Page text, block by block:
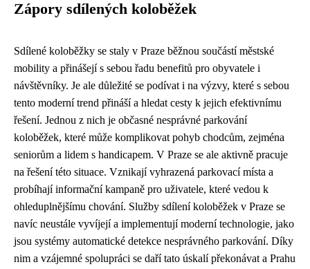
Zápory sdílených koloběžek
Sdílené koloběžky se staly v Praze běžnou součástí městské
mobility a přinášejí s sebou řadu benefitů pro obyvatele i
návštěvníky. Je ale důležité se podívat i na výzvy, které s sebou
tento moderní trend přináší a hledat cesty k jejich efektivnímu
řešení. Jednou z nich je občasné nesprávné parkování
koloběžek, které může komplikovat pohyb chodcům, zejména
seniorům a lidem s handicapem. V Praze se ale aktivně pracuje
na řešení této situace. Vznikají vyhrazená parkovací místa a
probíhají informační kampaně pro uživatele, které vedou k
ohleduplnějšímu chování. Služby sdílení koloběžek v Praze se
navíc neustále vyvíjejí a implementují moderní technologie, jako
jsou systémy automatické detekce nesprávného parkování. Díky
nim a vzájemné spolupráci se daří tato úskalí překonávat a Prahu